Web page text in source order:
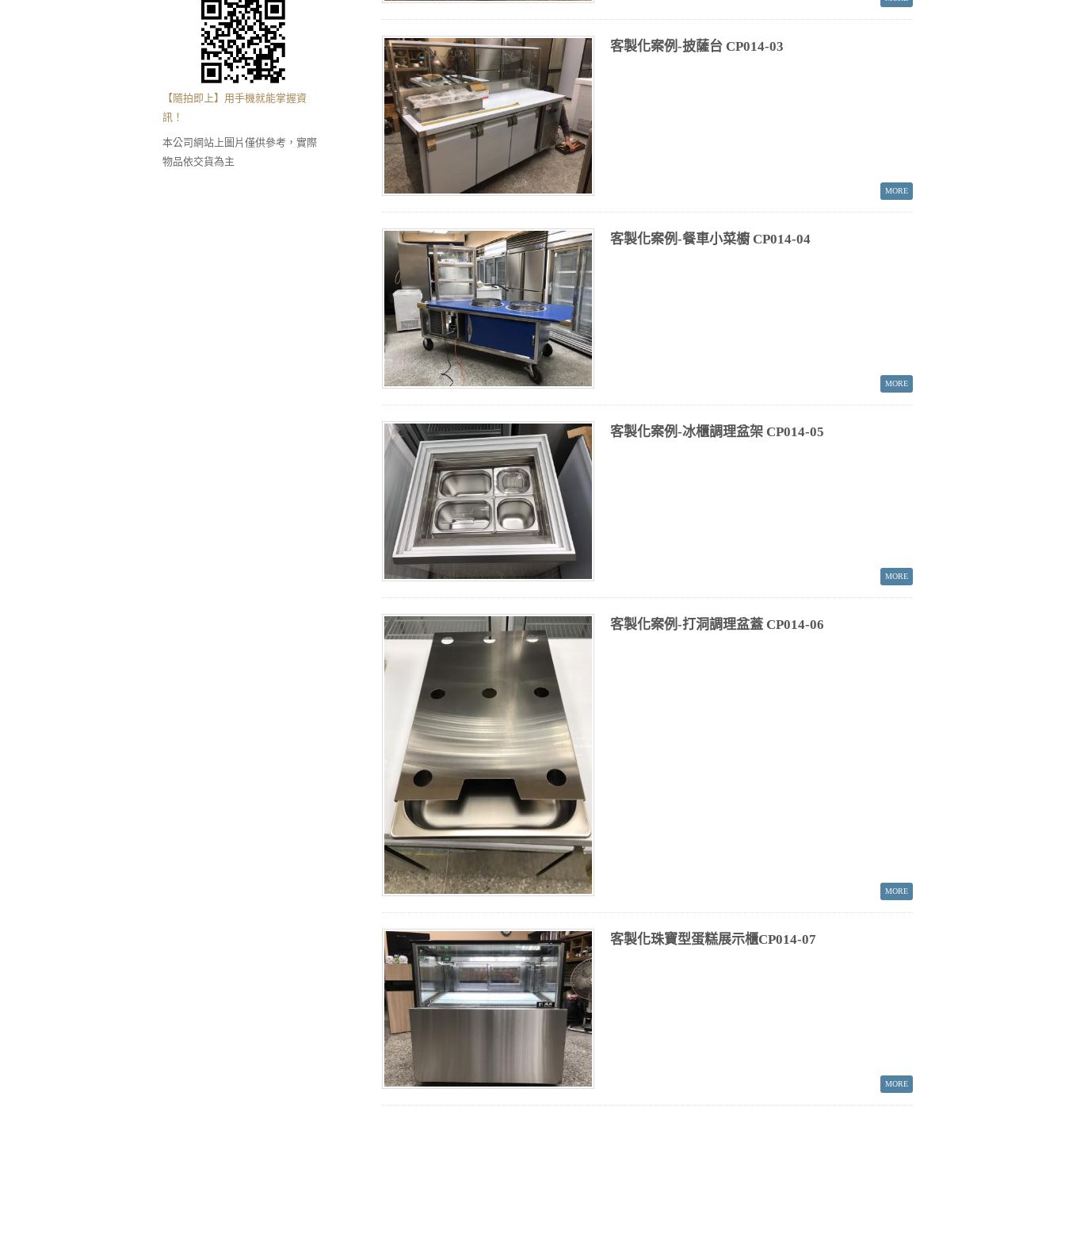
【隨拍即上】用手機就能掌握資
訊！
本公司網站上圖片僅供參考，實際
物品依交貨為主
客製化案例-披薩台 CP014-03
客製化案例-餐車小菜櫥 CP014-04
客製化案例-冰櫃調理盆架 CP014-05
客製化案例-打洞調理盆蓋 CP014-06
客製化珠寶型蛋糕展示櫃CP014-07